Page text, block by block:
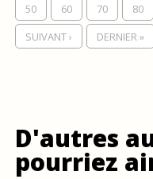
50
60 70 80
SUIVANT ›
DERNIER »
D'autres
pourriez